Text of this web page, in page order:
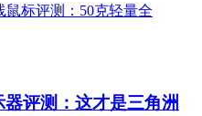
评测：这才是三角洲